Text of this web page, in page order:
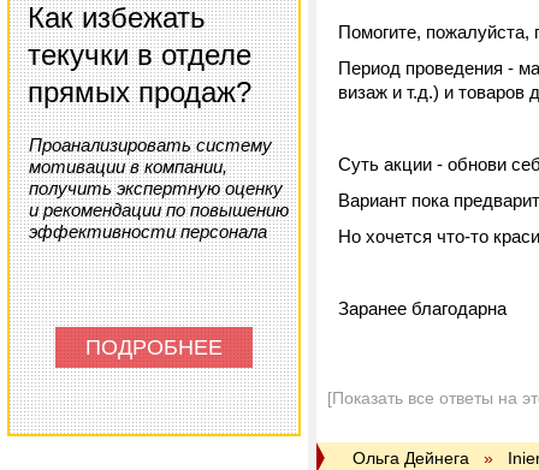
Как избежать
текучки в отделе
прямых продаж?
Проанализировать систему
мотивации в компании,
получить экспертную оценку
и рекомендации по повышению
эффективности персонала
ПОДРОБНЕЕ
Помогите, пожалуйста,
Период проведения -
визаж и т.д.) и
Суть акции - обнови
Вариант пока
Но хочется что-то
Заранее благодарна
[Показать все ответы на
Ольга Дейнега »